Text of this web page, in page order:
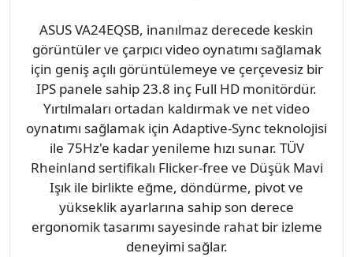
ASUS VA24EQSB, inanılmaz derecede keskin
görüntüler ve çarpıcı video oynatımı sağlamak
için geniş açılı görüntülemeye ve çerçevesiz bir
IPS panele sahip 23.8 inç Full HD monitördür.
Yırtılmaları ortadan kaldırmak ve net video
oynatımı sağlamak için Adaptive-Sync teknolojisi
ile 75Hz'e kadar yenileme hızı sunar. TÜV
Rheinland sertifikalı Flicker-free ve Düşük Mavi
Işık ile birlikte eğme, döndürme, pivot ve
yükseklik ayarlarına sahip son derece
ergonomik tasarımı sayesinde rahat bir izleme
deneyimi sağlar.